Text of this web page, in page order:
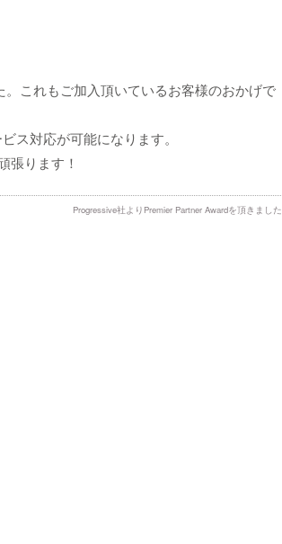
これもご加入頂いているお客様のおかげで
ス対応が可能になります。
張ります！
Progressive社よりPremier Partner Awardを頂きました